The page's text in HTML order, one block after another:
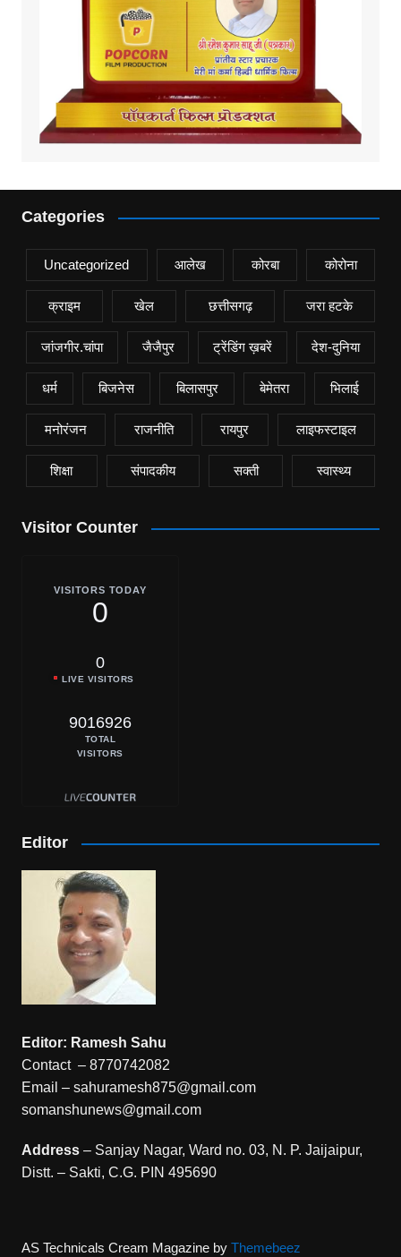
Categories
Uncategorized आलेख कोरबा कोरोना
क्राइम खेल छत्तीसगढ़ जरा हटके
जांजगीर.चांपा जैजैपुर ट्रेंडिंग ख़बरें देश-दुनिया
धर्म बिजनेस बिलासपुर बेमेतरा भिलाई
मनोरंजन राजनीति रायपुर लाइफस्टाइल
शिक्षा संपादकीय सक्ती स्वास्थ्य
Visitor Counter
VISITORS TODAY
0
0
LIVE VISITORS
9016926
TOTAL
VISITORS
Editor
Editor: Ramesh Sahu
Contact – 8770742082
Email – sahuramesh875@gmail.com
somanshunews@gmail.com
Address– Sanjay Nagar, Ward no. 03, N. P. Jaijaipur,
Distt. – Sakti, C.G. PIN 495690
AS Technicals Cream Magazine by Themebeez